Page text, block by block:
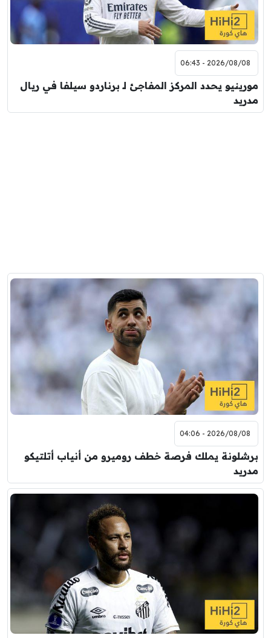
2026/08/08 - 06:43
مورينيو يحدد المركز المفاجئ لـ برناردو سيلفا في ريال
مدريد
2026/08/08 - 04:06
برشلونة يملك فرصة خطف روميرو من أنياب أتلتيكو
مدريد